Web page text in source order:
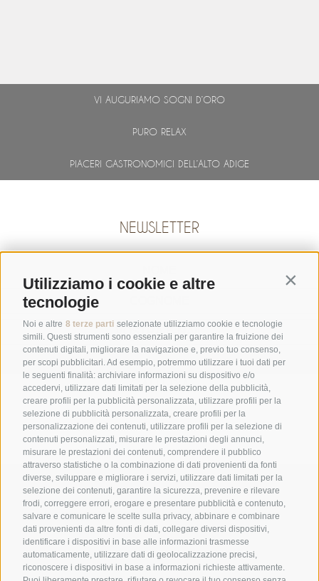
Utilizziamo i cookie e altre
tecnologie
Noi e altre 8 terze parti selezionate utilizziamo cookie e tecnologie
simili. Questi strumenti sono essenziali per garantire la fruizione dei
contenuti digitali, migliorare la navigazione e, previo tuo consenso,
per scopi pubblicitari. Ad esempio, potremmo utilizzare i tuoi dati per
le seguenti finalità: archiviare informazioni su dispositivo e/o
accedervi, utilizzare dati limitati per la selezione della pubblicità,
creare profili per la pubblicità personalizzata, utilizzare profili per la
selezione di pubblicità personalizzata, creare profili per la
personalizzazione dei contenuti, utilizzare profili per la selezione di
contenuti personalizzati, misurare le prestazioni degli annunci,
misurare le prestazioni dei contenuti, comprendere il pubblico
attraverso statistiche o la combinazione di dati provenienti da fonti
diverse, sviluppare e migliorare i servizi, utilizzare dati limitati per la
selezione dei contenuti, garantire la sicurezza, prevenire e rilevare
frodi, correggere errori, erogare e presentare pubblicità e contenuto,
salvare e comunicare le scelte sulla privacy, abbinare e combinare
dati provenienti da altre fonti di dati, collegare diversi dispositivi,
identificare i dispositivi in base alle informazioni trasmesse
automaticamente, utilizzare dati di geolocalizzazione precisi,
riconoscere i dispositivi in base a informazioni richieste attivamente.
VI AUGURIAMO SOGNI D’ORO
PURO RELAX
PIACERI GASTRONOMICI DELL’ALTO ADIGE
NEWSLETTER
ABBONARSI
GALLERIA
+39 0474 548009
info@hotelreischach.com